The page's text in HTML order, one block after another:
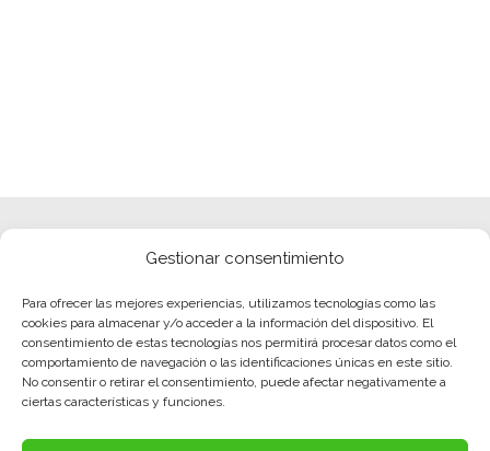
Gestionar consentimiento
Para ofrecer las mejores experiencias, utilizamos tecnologías como las
cookies para almacenar y/o acceder a la información del dispositivo. El
consentimiento de estas tecnologías nos permitirá procesar datos como el
comportamiento de navegación o las identificaciones únicas en este sitio.
No consentir o retirar el consentimiento, puede afectar negativamente a
ciertas características y funciones.